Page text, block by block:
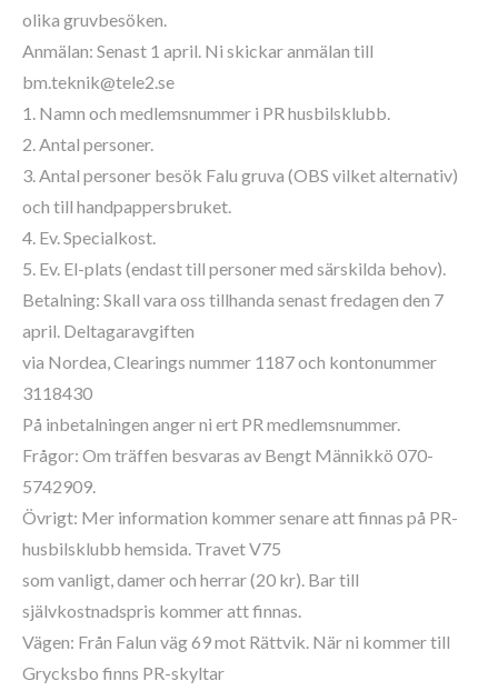
olika gruvbesöken.
Anmälan: Senast 1 april. Ni skickar anmälan till
bm.teknik@tele2.se
1. Namn och medlemsnummer i PR husbilsklubb.
2. Antal personer.
3. Antal personer besök Falu gruva (OBS vilket alternativ)
och till handpappersbruket.
4. Ev. Specialkost.
5. Ev. El-plats (endast till personer med särskilda behov).
Betalning: Skall vara oss tillhanda senast fredagen den 7
april. Deltagaravgiften
via Nordea, Clearings nummer 1187 och kontonummer
3118430
På inbetalningen anger ni ert PR medlemsnummer.
Frågor: Om träffen besvaras av Bengt Männikkö 070-
5742909.
Övrigt: Mer information kommer senare att finnas på PR-
husbilsklubb hemsida. Travet V75
som vanligt, damer och herrar (20 kr). Bar till
självkostnadspris kommer att finnas.
Vägen: Från Falun väg 69 mot Rättvik. När ni kommer till
Grycksbo finns PR-skyltar